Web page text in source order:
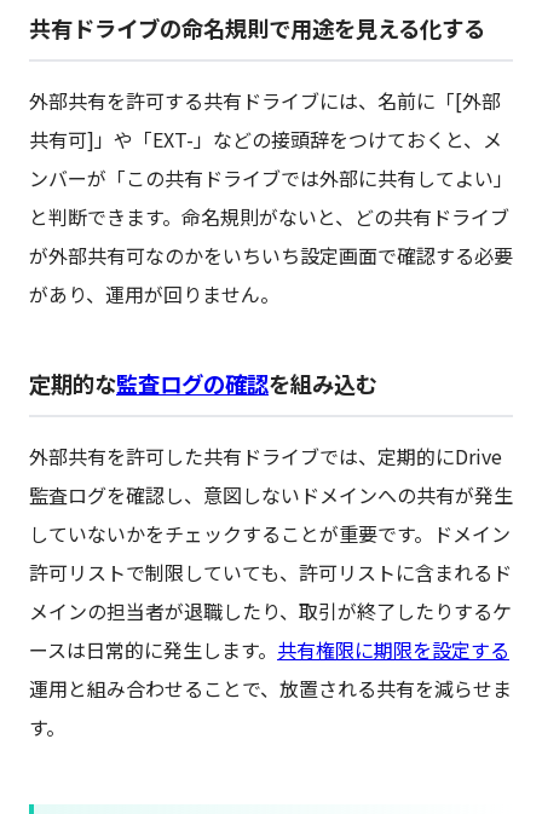
共有ドライブの命名規則で用途を見える化する
外部共有を許可する共有ドライブには、名前に「[外部
共有可]」や「EXT-」などの接頭辞をつけておくと、メ
ンバーが「この共有ドライブでは外部に共有してよい」
と判断できます。命名規則がないと、どの共有ドライブ
が外部共有可なのかをいちいち設定画面で確認する必要
があり、運用が回りません。
定期的な監査ログの確認を組み込む
外部共有を許可した共有ドライブでは、定期的にDrive
監査ログを確認し、意図しないドメインへの共有が発生
していないかをチェックすることが重要です。ドメイン
許可リストで制限していても、許可リストに含まれるド
メインの担当者が退職したり、取引が終了したりするケ
ースは日常的に発生します。 共有権限に期限を設定する
運用と組み合わせることで、放置される共有を減らせま
す。